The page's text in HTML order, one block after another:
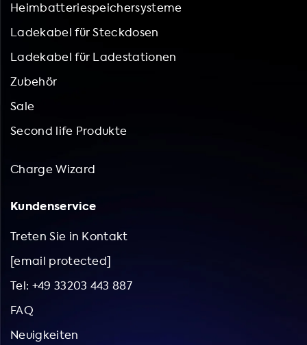
Heimbatteriespeichersysteme
Ladekabel für Steckdosen
Ladekabel für Ladestationen
Zubehör
Sale
Second life Produkte
Charge Wizard
Kundenservice
Treten Sie in Kontakt
[email protected]
Tel: +49 33203 443 887
FAQ
Neuigkeiten